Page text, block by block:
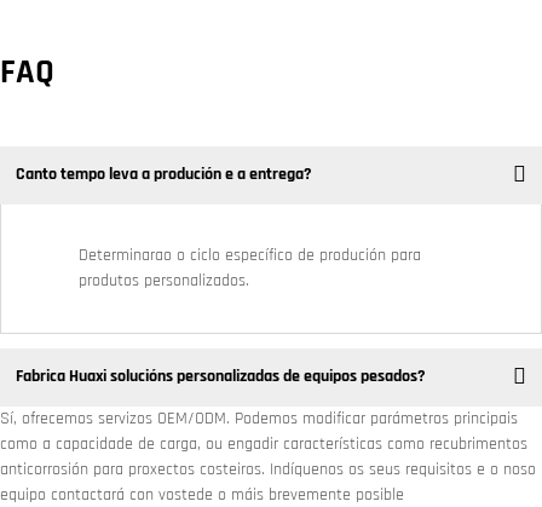
FAQ
Canto tempo leva a produción e a entrega?
Determinarao o ciclo específico de produción para
produtos personalizados.
Fabrica Huaxi solucións personalizadas de equipos pesados? ​
Sí, ofrecemos servizos OEM/ODM. Podemos modificar parámetros principais
como a capacidade de carga, ou engadir características como recubrimentos
anticorrosión para proxectos costeiros. Indíquenos os seus requisitos e o noso
equipo contactará con vostede o máis brevemente posible